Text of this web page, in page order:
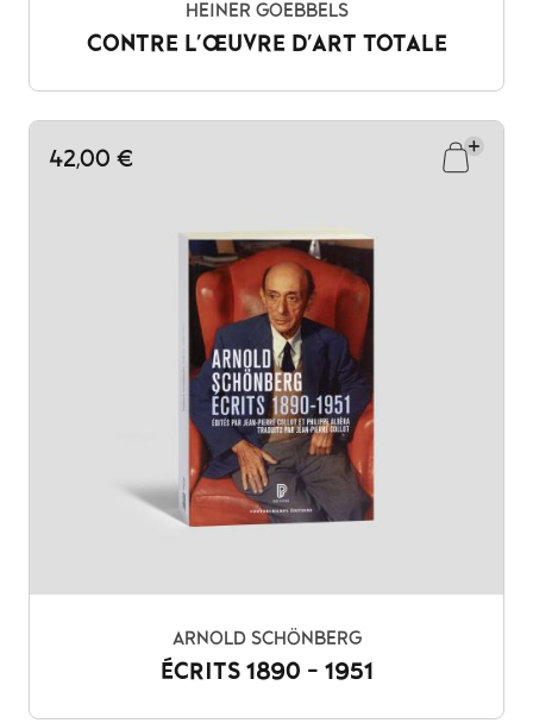
HEINER GOEBBELS
CONTRE L'ŒUVRE D'ART TOTALE
42,00 €
ARNOLD SCHÖNBERG
ÉCRITS 1890 - 1951